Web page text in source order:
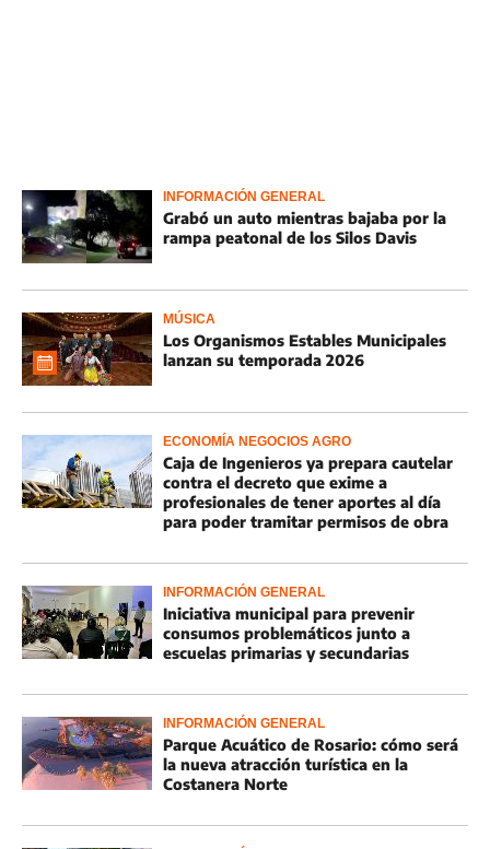
INFORMACIÓN GENERAL
Grabó un auto mientras bajaba por la
rampa peatonal de los Silos Davis
MÚSICA
Los Organismos Estables Municipales
lanzan su temporada 2026
ECONOMÍA NEGOCIOS AGRO
Caja de Ingenieros ya prepara cautelar
contra el decreto que exime a
profesionales de tener aportes al día
para poder tramitar permisos de obra
INFORMACIÓN GENERAL
Iniciativa municipal para prevenir
consumos problemáticos junto a
escuelas primarias y secundarias
INFORMACIÓN GENERAL
Parque Acuático de Rosario: cómo será
la nueva atracción turística en la
Costanera Norte